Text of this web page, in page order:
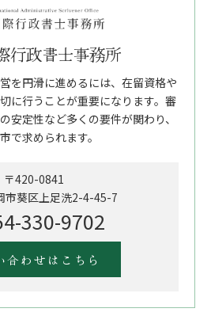
行政書士事務所
を円滑に進めるには、在留資格や
に行うことが重要になります。審
安定性など多くの要件が関わり、
で求められます。
〒420-0841
市葵区上足洗2-4-45-7
330-9702
合わせはこちら